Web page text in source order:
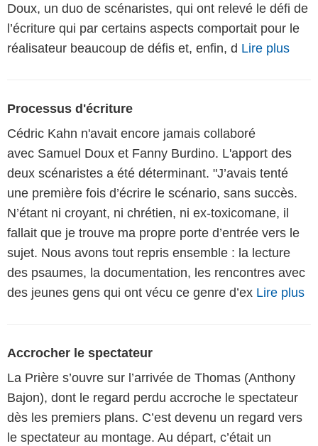
Doux, un duo de scénaristes, qui ont relevé le défi de
l’écriture qui par certains aspects comportait pour le
réalisateur beaucoup de défis et, enfin, d Lire plus
Processus d'écriture
Cédric Kahn n'avait encore jamais collaboré
avec Samuel Doux et Fanny Burdino. L'apport des
deux scénaristes a été déterminant. "J’avais tenté
une première fois d’écrire le scénario, sans succès.
N’étant ni croyant, ni chrétien, ni ex-toxicomane, il
fallait que je trouve ma propre porte d’entrée vers le
sujet. Nous avons tout repris ensemble : la lecture
des psaumes, la documentation, les rencontres avec
des jeunes gens qui ont vécu ce genre d’ex Lire plus
Accrocher le spectateur
La Prière s’ouvre sur l’arrivée de Thomas (Anthony
Bajon), dont le regard perdu accroche le spectateur
dès les premiers plans. C’est devenu un regard vers
le spectateur au montage. Au départ, c’était un